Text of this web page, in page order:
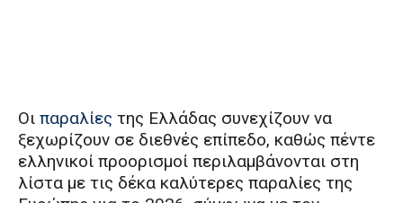
Οι παραλίες της Ελλάδας συνεχίζουν να
ξεχωρίζουν σε διεθνές επίπεδο, καθώς πέντε
ελληνικοί προορισμοί περιλαμβάνονται στη
λίστα με τις δέκα καλύτερες παραλίες της